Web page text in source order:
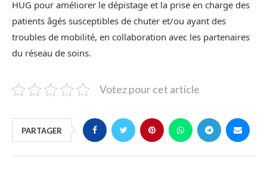
HUG pour améliorer le dépistage et la prise en charge des
patients âgés susceptibles de chuter et/ou ayant des
troubles de mobilité, en collaboration avec les partenaires
du réseau de soins.
Votez pour cet article
PARTAGER